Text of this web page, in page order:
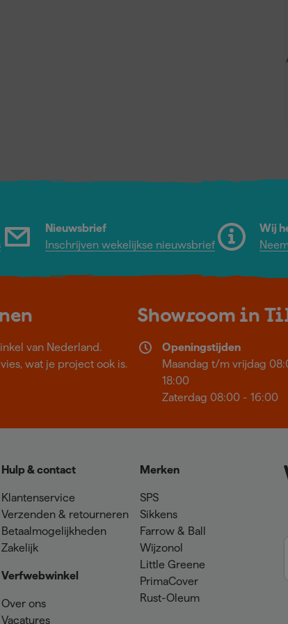
Nieuwsbrief
Inschrijven wekelijkse nieuwsbrief
Wij
van Nederland.
wat je project ook is.
Showroom in
Openingstijden
Maandag t/m vrijdag
18:00
Zaterdag 08:00 - 16:00
Hulp & contact
Klantenservice
Verzenden & retourneren
Betaalmogelijkheden
Zakelijk
Verfwebwinkel
Over ons
Vacatures
Merken
SPS
Sikkens
Farrow & Ball
Wijzonol
Little Greene
PrimaCover
Rust-Oleum